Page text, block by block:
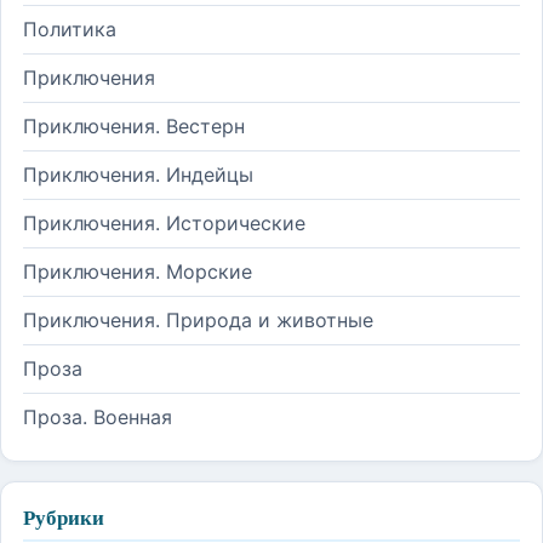
Политика
Приключения
Приключения. Вестерн
Приключения. Индейцы
Приключения. Исторические
Приключения. Морские
Приключения. Природа и животные
Проза
Проза. Военная
Рубрики